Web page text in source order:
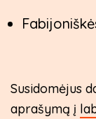
Susidomėjus
aprašymą į